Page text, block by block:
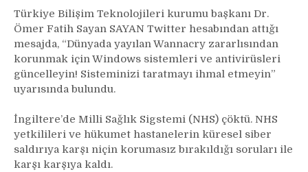
ülkeye…
Türkiye Bilişim Teknolojileri kurumu başkanı Dr.
Ömer Fatih Sayan SAYAN Twitter hesabından attığı
mesajda, “Dünyada yayılan Wannacry zararlısından
korunmak için Windows sistemleri ve antivirüsleri
güncelleyin! Sisteminizi taratmayı ihmal etmeyin”
uyarısında bulundu.
İngiltere’de Milli Sağlık Sigstemi (NHS) çöktü. NHS
yetkilileri ve hükumet hastanelerin küresel siber
saldırıya karşı niçin korumasız bırakıldığı soruları ile
karşı karşıya kaldı.